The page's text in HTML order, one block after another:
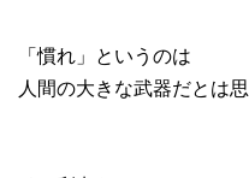
「慣れ」というのは
人間の大きな武器だとは